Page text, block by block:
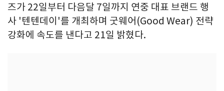
즈가 22일부터 다음달 7일까지 연중 대표 브랜드 행
사 '텐텐데이'를 개최하며 굿웨어(Good Wear) 전략
강화에 속도를 낸다고 21일 밝혔다.